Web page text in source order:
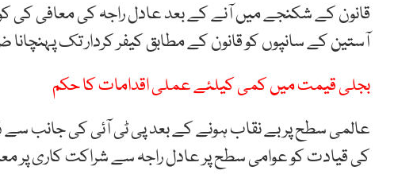
قانون کے شکنجے میں آنے کے بعد عادل راجہ کی معافی کی
آستین کے سانپوں کو قانون کے مطابق کیفر کردار تک
بجلی قیمت میں کمی کیلئے عملی اقدامات کا حکم
عالمی سطح پر بے نقاب ہونے کے بعد پی ٹی آئی کی جانب سے
کی قیادت کو عوامی سطح پر عادل راجہ سے شراکت کاری پر